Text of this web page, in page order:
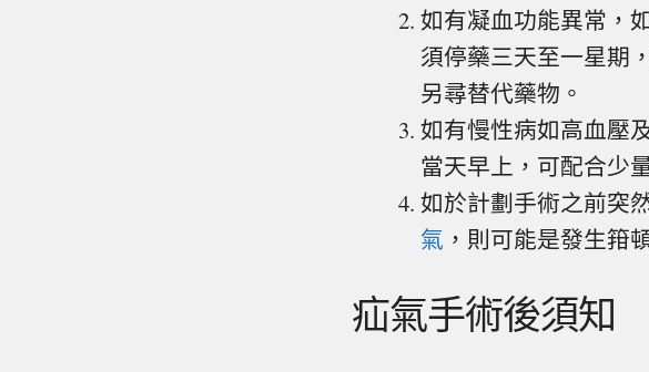
如有凝血功能異常，
須停藥三天至一星期
另尋替代藥物。
如有慢性病如高血壓
當天早上，可配合少
如於計劃手術之前突
氣 ，則可能是發生箝
疝氣手術後須知